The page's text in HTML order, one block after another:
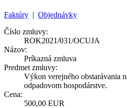
Faktúry | Objednávky
Číslo zmluvy:
ROK2021/031/OCUJA
Názov:
Príkazná zmluva
Predmet zmluvy:
Výkon verejného obstarávania
odpadovom hospodárstve.
Cena:
500,00 EUR